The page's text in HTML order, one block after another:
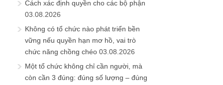
Cách xác định quyền cho các bộ phận
03.08.2026
Không có tổ chức nào phát triển bền
vững nếu quyền hạn mơ hồ, vai trò
chức năng chồng chéo 03.08.2026
Một tổ chức không chỉ cần người, mà
còn cần 3 đúng: đúng số lượng – đúng